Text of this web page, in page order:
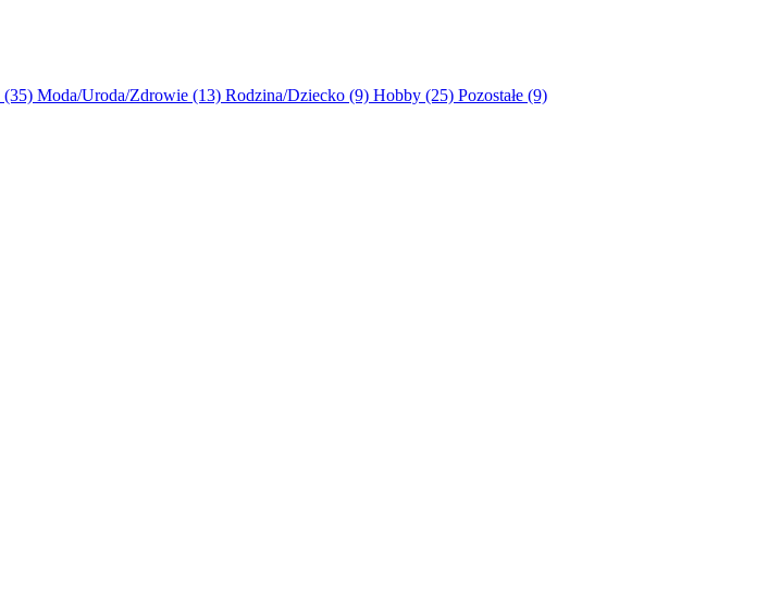
(35) Moda/Uroda/Zdrowie (13) Rodzina/Dziecko (9) Hobby (25) Pozostałe (9)